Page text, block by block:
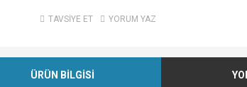
TAVSİYE ET YORUM YAZ
ÜRÜN BİLGİSİ